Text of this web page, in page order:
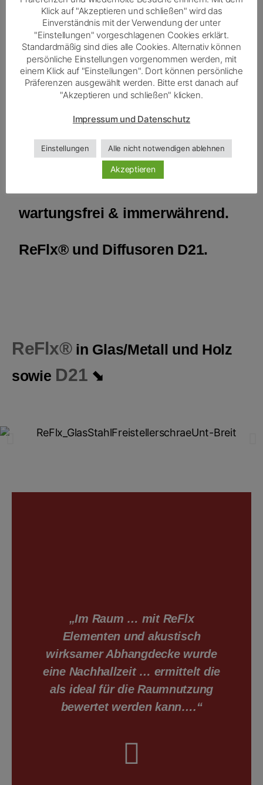
stressfreie Schulungen,
ergebnisorientierte Briefings.
– KiTas & Schulen:
für Kinder & Jugendliche…
INKLUSION–
wartungsfrei & immerwährend.
ReFlx®und Diffusoren D21.
ReFlx®in Glas/Metall und Holz
sowie D21 ⬊
„Im Raum … mit ReFlx
Elementen und akustisch
wirksamer Abhangdecke wurde
eine Nachhallzeit … ermittelt die
als ideal für die Raumnutzung
bewertet werden kann….“
Klick auf "Akzeptieren und schließen" wird das
Einverständnis mit der Verwendung der unter
"Einstellungen" vorgeschlagenen Cookies erklärt.
Standardmäßig sind dies alle Cookies. Alternativ können
persönliche Einstellungen vorgenommen werden, mit
einem Klick auf "Einstellungen". Dort können persönliche
Präferenzen ausgewählt werden. Bitte erst danach auf
"Akzeptieren und schließen" klicken.
Impressum und Datenschutz
Einstellungen Alle nicht notwendigen ablehnen
Akzeptieren